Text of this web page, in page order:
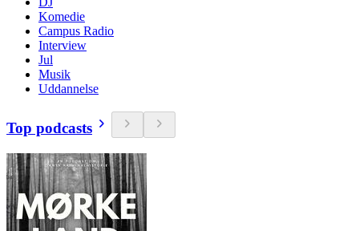
Komedie
Campus Radio
Interview
Jul
Musik
Uddannelse
Top podcasts